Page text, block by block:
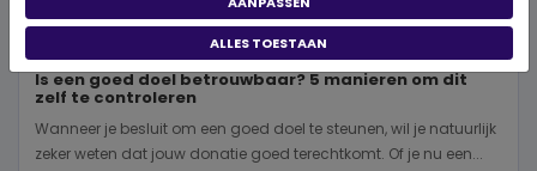
Is een goed doel betrouwbaar? 5 manieren om dit
zelf te controleren
Wanneer je besluit om een goed doel te steunen, wil je natuurlijk
zeker weten dat jouw donatie goed terechtkomt. Of je nu een...
ALLES TOESTAAN